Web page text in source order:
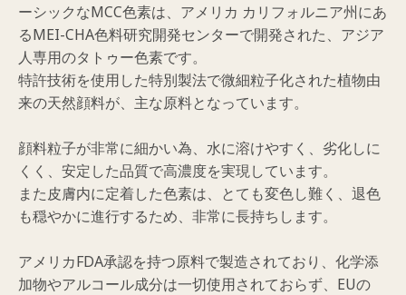
ーシックなMCC色素は、アメリカ カリフォルニア州にあ
るMEI-CHA色料研究開発センターで開発された、アジア
人専用のタトゥー色素です。
特許技術を使用した特別製法で微細粒子化された植物由
来の天然顔料が、主な原料となっています。
顔料粒子が非常に細かい為、水に溶けやすく、劣化しに
くく、安定した品質で高濃度を実現しています。
また皮膚内に定着した色素は、とても変色し難く、退色
も穏やかに進行するため、非常に長持ちします。
アメリカFDA承認を持つ原料で製造されており、化学添
加物やアルコール成分は一切使用されておらず、EUの